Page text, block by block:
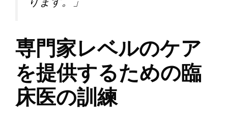
専門家レベルのケア
を提供するための臨
床医の訓練